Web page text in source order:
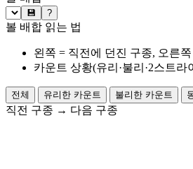
💾 ?
볼 배합 읽는 법
왼쪽 = 직전에 던진 구종, 오른
카운트 상황(유리·불리·2스트
전체 유리한 카운트 불리한 카운트
직전 구종 → 다음 구종